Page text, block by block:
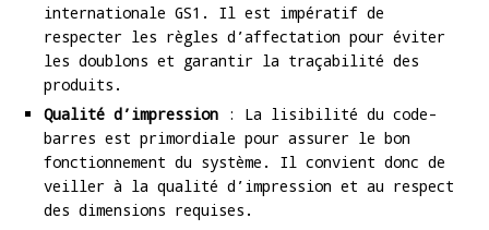
internationale GS1. Il est impératif de
respecter les règles d’affectation pour éviter
les doublons et garantir la traçabilité des
produits.
Qualité d’impression : La lisibilité du code-
barres est primordiale pour assurer le bon
fonctionnement du système. Il convient donc de
veiller à la qualité d’impression et au respect
des dimensions requises.